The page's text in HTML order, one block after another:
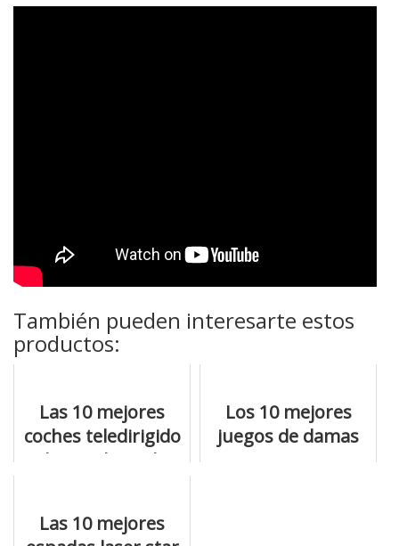
También pueden interesarte estos
productos:
Las 10 mejores
coches teledirigido
de gasolina a la
Los 10 mejores
juegos de damas
Las 10 mejores